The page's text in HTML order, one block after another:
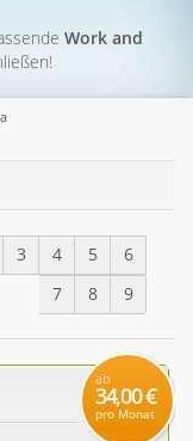
Work and
3 4 5
6
7
8 9
ab
34,00 €
pro Monat